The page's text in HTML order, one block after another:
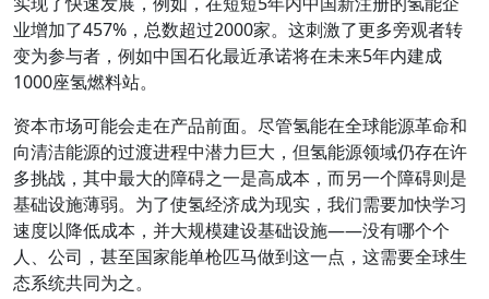
业增加了457%，总数超过2000家。这刺激了更多旁观者转
变为参与者，例如中国石化最近承诺将在未来5年内建成
1000座氢燃料站。
资本市场可能会走在产品前面。尽管氢能在全球能源革命和
向清洁能源的过渡进程中潜力巨大，但氢能源领域仍存在许
多挑战，其中最大的障碍之一是高成本，而另一个障碍则是
基础设施薄弱。为了使氢经济成为现实，我们需要加快学习
速度以降低成本，并大规模建设基础设施——没有哪个个
人、公司，甚至国家能单枪匹马做到这一点，这需要全球生
态系统共同为之。